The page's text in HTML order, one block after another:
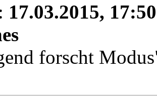
17.03.2015, 17:50
forscht